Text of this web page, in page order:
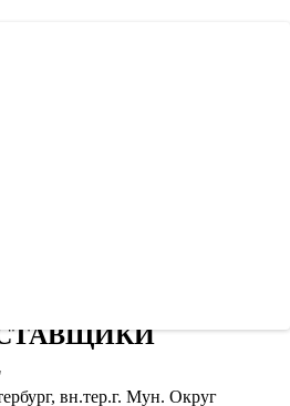
вн.тер.г. Мун. Округ